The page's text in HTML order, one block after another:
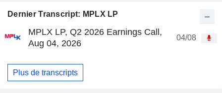
Dernier Transcript: MPLX LP
MPLX LP, Q2 2026 Earnings Call,
Aug 04, 2026
04/08
Plus de transcripts